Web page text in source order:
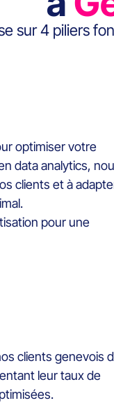
sur 4 piliers
optimiser votre
data analytics,
clients et à
pour une
clients genevois
leur taux de